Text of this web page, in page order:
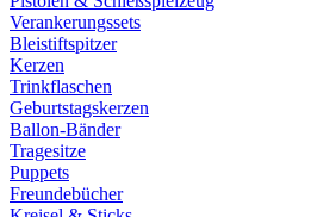
Verankerungssets
Bleistiftspitzer
Kerzen
Trinkflaschen
Geburtstagskerzen
Ballon-Bänder
Tragesitze
Puppets
Freundebücher